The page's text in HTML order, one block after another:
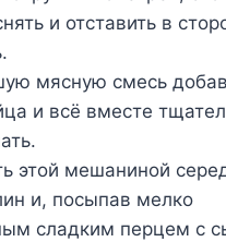
и отставить в
мясную смесь
и всё вместе
этой мешаниной
и, посыпав мелко
сладким перцем с